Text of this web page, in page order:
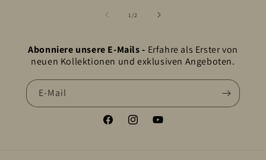
1 /von
2
Abonniere unsere E-Mails - Erfahre als Erster von
neuen Kollektionen und exklusiven Angeboten.
E-Mail
FacebookInstagramYouTube